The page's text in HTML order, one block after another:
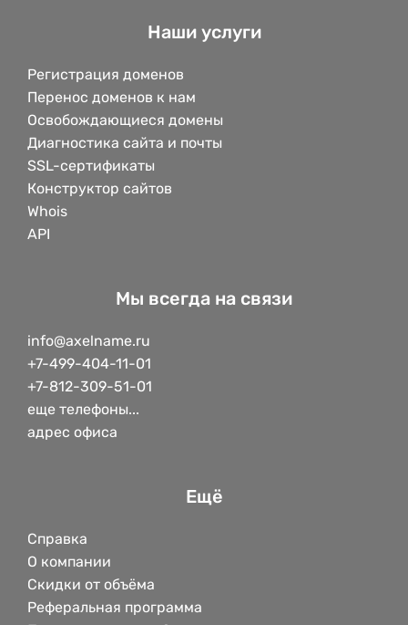
Наши услуги
Регистрация доменов
Перенос доменов к нам
Освобождающиеся домены
Диагностика сайта и почты
SSL-сертификаты
Конструктор сайтов
Whois
API
Мы всегда на связи
info@axelname.ru
+7-499-404-11-01
+7-812-309-51-01
еще телефоны...
адрес офиса
Ещё
Справка
О компании
Скидки от объёма
Реферальная программа